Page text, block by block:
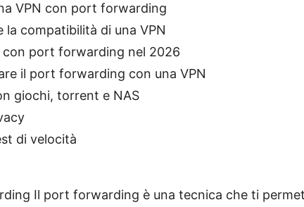
VPN con port forwarding
la compatibilità di una VPN
con port forwarding nel 2026
il port forwarding con una VPN
giochi, torrent e NAS
di velocità
Il port forwarding è una tecnica che ti